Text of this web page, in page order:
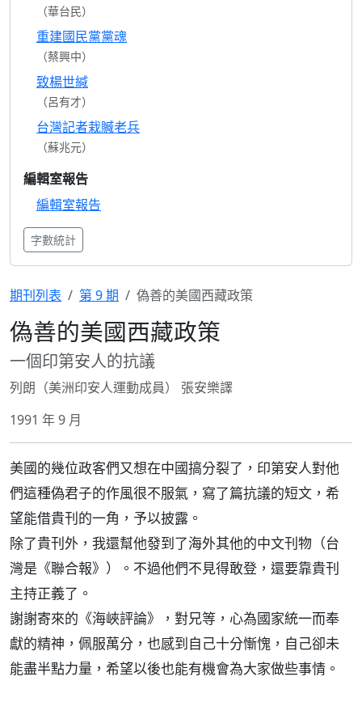
（華台民）
重建國民黨黨魂
（蔡興中）
致楊世緘
（呂有才）
台灣記者栽贓老兵
（蘇兆元）
編輯室報告
編輯室報告
字數統計
期刊列表 第 9 期 偽善的美國西藏政策
偽善的美國西藏政策
一個印第安人的抗議
列朗（美洲印安人運動成員） 張安樂譯
1991 年 9 月
美國的幾位政客們又想在中國搞分裂了，印第安人對他
們這種偽君子的作風很不服氣，寫了篇抗議的短文，希
望能借貴刊的一角，予以披露。
除了貴刊外，我還幫他發到了海外其他的中文刊物（台
灣是《聯合報》）。不過他們不見得敢登，還要靠貴刊
主持正義了。
謝謝寄來的《海峽評論》，對兄等，心為國家統一而奉
獻的精神，佩服萬分，也感到自己十分慚愧，自己卻未
能盡半點力量，希望以後也能有機會為大家做些事情。